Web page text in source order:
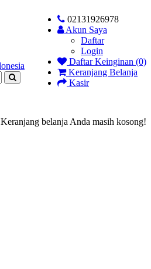
02131926978
Akun Saya
Daftar
Login
Daftar Keinginan (0)
Keranjang Belanja
Kasir
Keranjang belanja Anda masih kosong!